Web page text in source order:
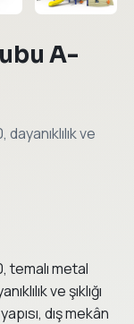
A-
ve
temalı metal
ve şıklığı
dış mekân